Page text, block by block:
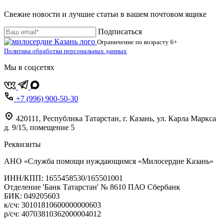
Свежие новости и лучшие статьи в вашем почтовом ящике
Подписаться
Ограничение по возрасту 6+
Политика обработки персональных данных
Мы в соцсетях
+7 (996) 900-50-30
420111 , Республика Татарстан, г. Казань, ул. Карла Маркса
д. 9/15, помещение 5
Реквизиты
АНО «Служба помощи нуждающимся «Милосердие Казань»
‌ИНН/КПП: 1655458530/165501001
Отделение 'Банк Татарстан' № 8610 ПАО Сбербанк
БИК: 049205603
‌к/сч: 30101810600000000603
р/сч: 40703810362000004012